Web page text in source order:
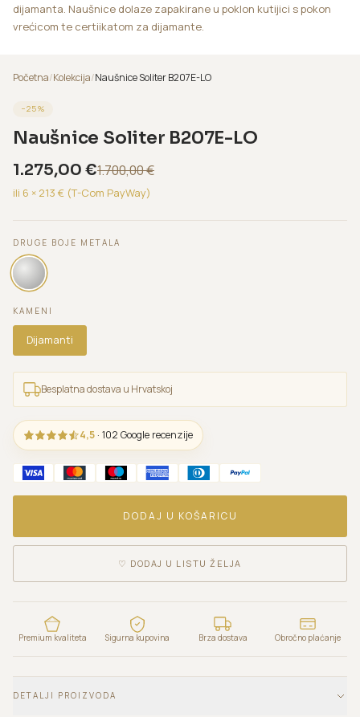
dijamanta. Naušnice dolaze zapakirane u poklon kutijici s pokon
vrećicom te certiikatom za dijamante.
Početna/Kolekcija/Naušnice Soliter B207E-LO
−25%
Naušnice Soliter B207E-LO
1.275,00 €1.700,00€
ili 6 × 213 € (T-Com PayWay)
DRUGE BOJE METALA
KAMENI
Dijamanti
Besplatna dostava u Hrvatskoj
4,5 · 102 Google recenzije
DODAJ U KOŠARICU
♡ DODAJ U LISTU ŽELJA
Premium kvaliteta Sigurna kupovina Brza dostava Obročno plaćanje
DETALJI PROIZVODA